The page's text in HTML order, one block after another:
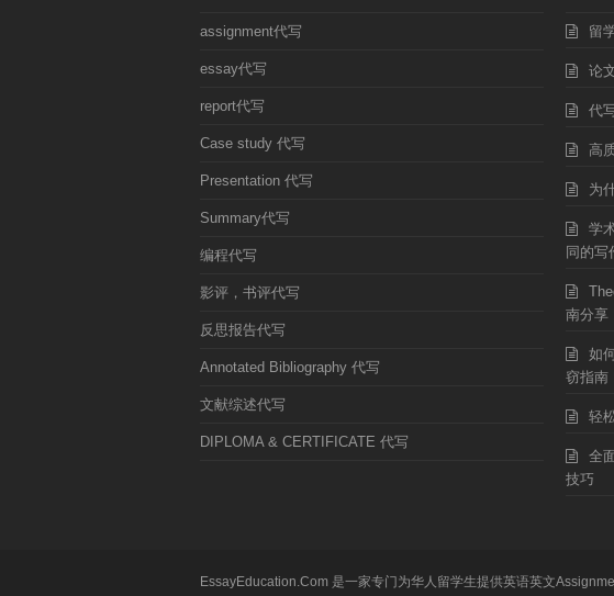
assignment代写
essay代写
report代写
Case study 代写
Presentation 代写
Summary代写
编程代写
影评，书评代写
反思报告代写
Annotated Bibliography 代写
文献综述代写
DIPLOMA & CERTIFICATE 代写
留
论
代
高
为
学
同的写
南分享
如
窃指南
轻
全
技巧
EssayEducation.Com 是一家专门为华人留学生提供英语英文